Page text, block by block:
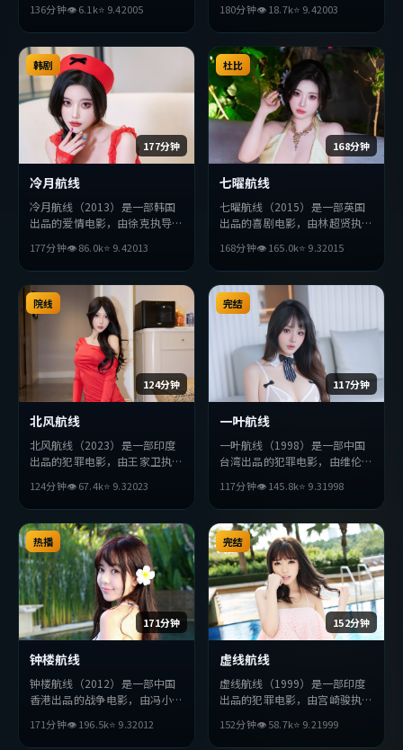
主演。影片在叙事与视听上力求
突破，探讨人性与抉择，节奏张
弛有度，适合喜欢该类型的观众
完整观看。
136分钟👁6.1 k⭐ 9.42005
影片在叙事与视听上力求突破，
探讨人性与抉择，节奏张弛有
度，适合喜欢该类型的观众完整
观看。
180分钟👁18.7k⭐ 9.42003
177分钟
韩剧
冷月航线
冷月航线（2013）是一部韩国
出品的爱情电影，由徐克执导，
演。影片在叙事与视听上力求突
破，探讨人性与抉择，节奏张弛
有度，适合喜欢该类型的观众完
整观看。
177分钟👁86.0k⭐ 9.42013
168分钟
杜比
七曜航线
七曜航线（2015）是一部英国
出品的喜剧电影，由林超贤执
演。影片在叙事与视听上力求突
破，探讨人性与抉择，节奏张弛
有度，适合喜欢该类型的观众完
整观看。
168分钟👁165.0k⭐ 9.32015
124分钟
院线
北风航线
北风航线（2023）是一部印度
出品的犯罪电影，由王家卫执
演。影片在叙事与视听上力求突
破，探讨人性与抉择，节奏张弛
有度，适合喜欢该类型的观众完
整观看。
124分钟👁67.4k⭐ 9.32023
117分钟
完结
一叶航线
一叶航线（1998）是一部中国
台湾出品的犯罪电影，由维伦纽
求等主演。影片在叙事与视听上
力求突破，探讨人性与抉择，节
奏张弛有度，适合喜欢该类型的
观众完整观看。
117分钟👁145.8k⭐ 9.31998
171分钟
热播
钟楼航线
钟楼航线（2012）是一部中国
香港出品的战争电影，由冯小刚
等主演。影片在叙事与视听上力
171分钟👁196.5k⭐ 9.32012
152分钟
完结
虚线航线
虚线航线（1999）是一部印度
出品的犯罪电影，由宫崎骏执
演。影片在叙事与视听上力求突
152分钟👁58.7k⭐ 9.21999